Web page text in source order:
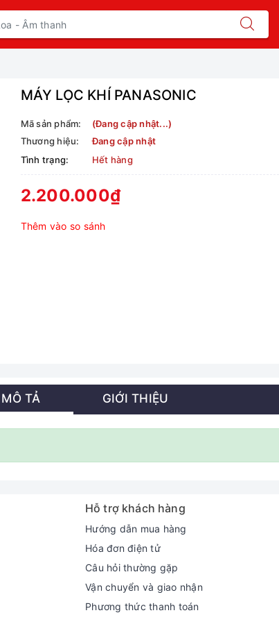
MÁY LỌC KHÍ PANASONIC
Mã sản phẩm:
(Đang cập nhật...)
Thương hiệu:
Đang cập nhật
Tình trạng:
Hết hàng
2.200.000₫
Thêm vào so sánh
MÔ TẢ GIỚI THIỆU
Hỗ trợ khách hàng
Hướng dẫn mua hàng
Hóa đơn điện tử
Câu hỏi thường gặp
Vận chuyển và giao nhận
Phương thức thanh toán